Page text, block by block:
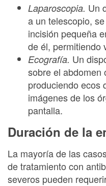
Laparoscopia. Un
a un telescopio,
incisión pequeña
de él, permitiendo
Ecografía. Un
sobre el abdomen
produciendo ecos
imágenes de los
pantalla.
Duración de la
La mayoría de las
de tratamiento con
severos pueden